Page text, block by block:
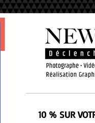
10 % SUR